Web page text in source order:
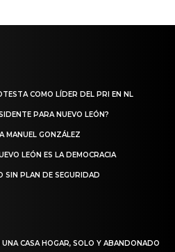
COMO LÍDER DEL PRI EN NL
PARA NUEVO LEÓN?
MANUEL GONZÁLEZ
LEÓN ES LA DEMOCRACIA
SIN PLAN DE SEGURIDAD
UNA CASA HOGAR, SOLO Y ABANDONADO